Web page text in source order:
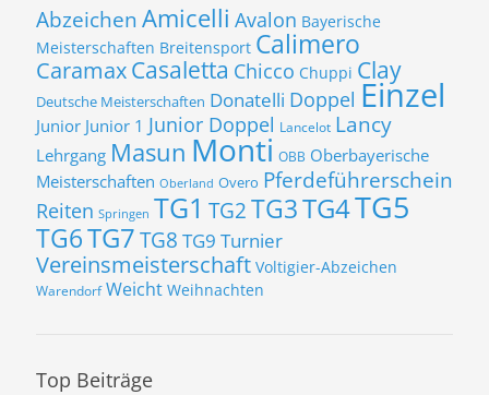
Abzeichen Amicelli Avalon Bayerische
Meisterschaften Breitensport Calimero
CaramaxCasaletta Chicco Chuppi Clay
Deutsche Meisterschaften Donatelli Doppel Einzel
Junior Junior 1 Junior Doppel Lancelot Lancy
Lehrgang Masun Monti OBB Oberbayerische
Meisterschaften Oberland Overo Pferdeführerschein
Reiten Springen TG1 TG2TG3TG4TG5
TG6TG7TG8 TG9 Turnier
Vereinsmeisterschaft Voltigier-Abzeichen
Warendorf Weicht Weihnachten
Top Beiträge